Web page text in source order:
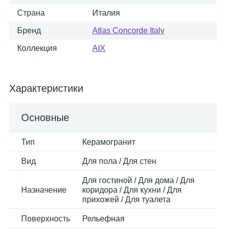
Страна Италия
Бренд Atlas Concorde Italy
Коллекция AIX
Характеристики
Основные
Тип Керамогранит
Вид Для пола / Для стен
Назначение
Для гостиной / Для дома / Для
коридора / Для кухни / Для
прихожей / Для туалета
Поверхность Рельефная